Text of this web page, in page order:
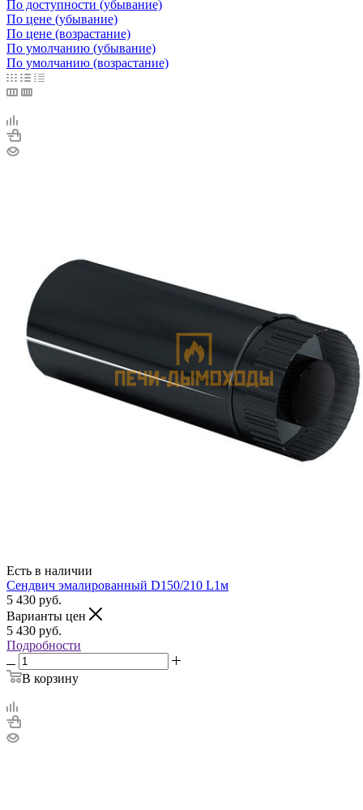
По доступности (убывание)
По цене (убывание)
По цене (возрастание)
По умолчанию (убывание)
По умолчанию (возрастание)
Есть в наличии
Сендвич эмалированный D150/210 L1м
5 430 руб.
Варианты цен
5 430 руб.
Подробности
В корзину